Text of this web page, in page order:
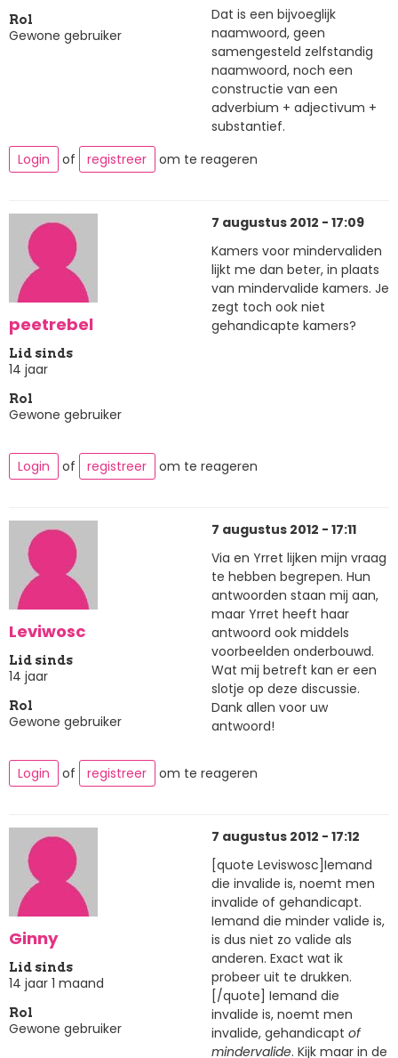
Rol
Gewone gebruiker
Dat is een bijvoeglijk
naamwoord, geen
samengesteld zelfstandig
naamwoord, noch een
constructie van een
adverbium + adjectivum +
substantief.
Login
of registreer om te reageren
peetrebel
Lid sinds
14 jaar
Rol
Gewone gebruiker
7 augustus 2012 - 17:09
Kamers voor mindervaliden
lijkt me dan beter, in plaats
van mindervalide kamers. Je
zegt toch ook niet
gehandicapte kamers?
Login of registreer om te reageren
Leviwosc
Lid sinds
14 jaar
Rol
Gewone gebruiker
7 augustus 2012 - 17:11
Via en Yrret lijken mijn vraag
te hebben begrepen. Hun
antwoorden staan mij aan,
maar Yrret heeft haar
antwoord ook middels
voorbeelden onderbouwd.
Wat mij betreft kan er een
slotje op deze discussie.
Dank allen voor uw
antwoord!
Login of registreer om te reageren
Ginny
Lid sinds
14 jaar 1 maand
Rol
Gewone gebruiker
7 augustus 2012 - 17:12
[quote Leviswosc]Iemand
die invalide is, noemt men
invalide of gehandicapt.
Iemand die minder valide is,
is dus niet zo valide als
anderen. Exact wat ik
probeer uit te drukken.
[/quote] Iemand die
invalide is, noemt men
invalide, gehandicapt of
mindervalide. Kijk maar in de